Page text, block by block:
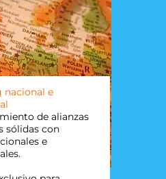
nacional e
de alianzas
sólidas con
e